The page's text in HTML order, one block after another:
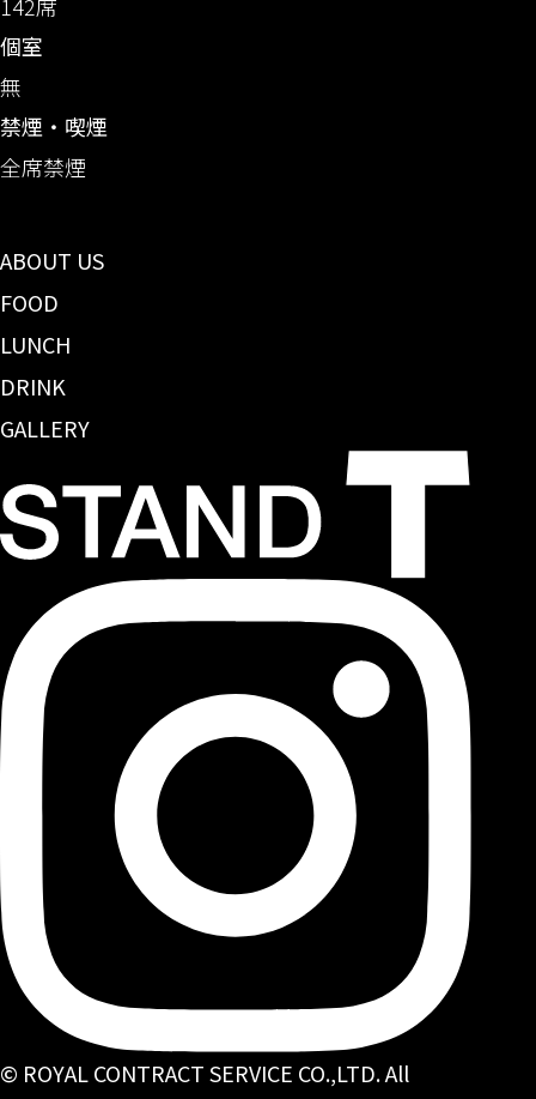
個室
無
禁煙・喫煙
全席禁煙
ABOUT US
FOOD
LUNCH
DRINK
GALLERY
© ROYAL CONTRACT SERVICE CO.,LTD. All